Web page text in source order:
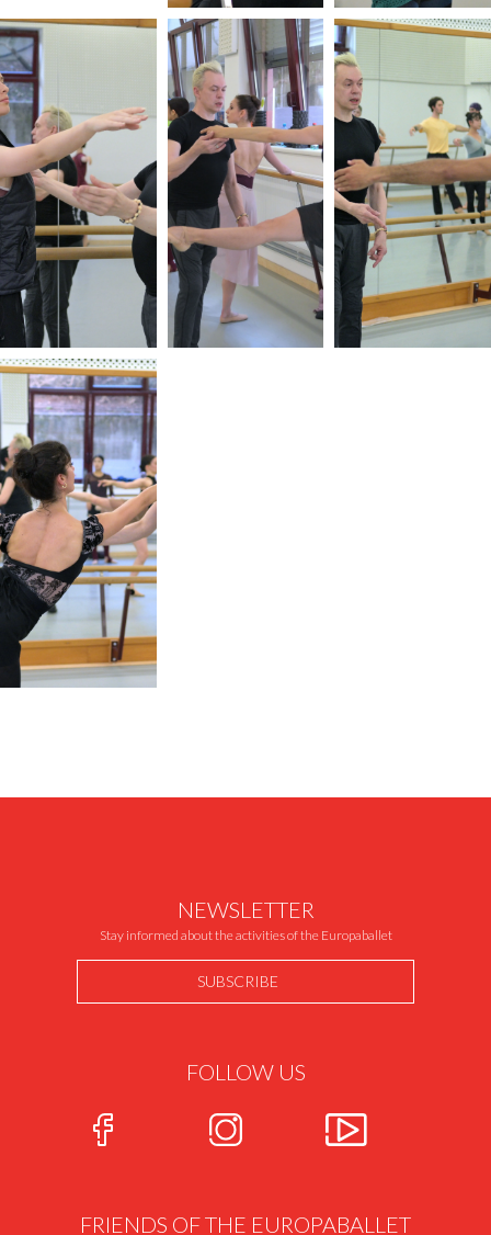
NEWSLETTER
Stay informed about the activities of the Europaballet
SUBSCRIBE
FOLLOW US
FRIENDS OF THE EUROPABALLET